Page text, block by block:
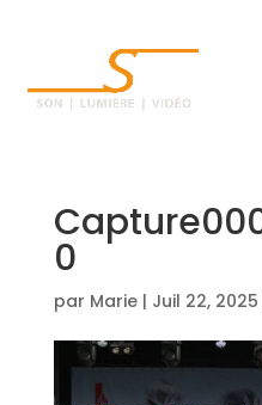
0
par Marie| Juil 22, 2025